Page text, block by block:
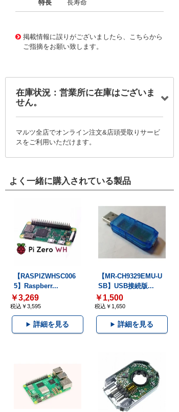
特長 長寿命
掲載情報に誤りがございましたら、こちらから
ご指摘をお願い致します。
在庫状況：営業所に在庫はございま
せん。
マルツ全店でオンライン注文&店頭受取りサービ
スをご利用いただけます。
よく一緒に購入されている製品
【RASPIZWHSC006
5】Raspberr...
￥3,269
税込￥3,595
詳細を見る
【MR-CH9329EMU-U
SB】USB接続版...
￥1,500
税込￥1,650
詳細を見る